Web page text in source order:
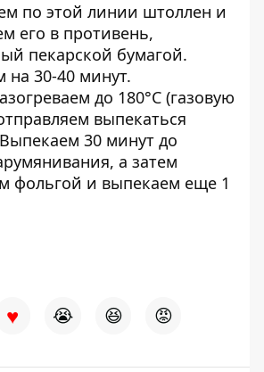
по этой линии штоллен и
его в противень,
пекарской бумагой.
на 30-40 минут.
до 180°C (газовую
выпекаться
30 минут до
а затем
фольгой и выпекаем еще 1
♥ 😭 😆 😡